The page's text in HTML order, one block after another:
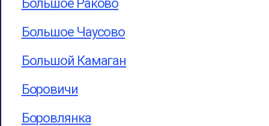
Большое Раково
Большое Чаусово
Большой Камаган
Боровичи
Боровлянка